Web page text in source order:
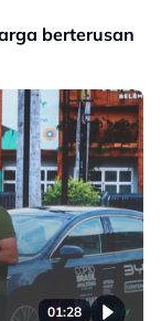
berterusan
01:28